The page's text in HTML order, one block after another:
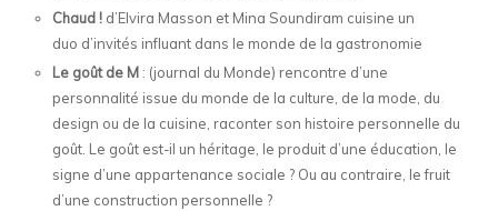
Chaud ! d’Elvira Masson et Mina Soundiram cuisine un
duo d’invités influant dans le monde de la gastronomie
Le goût de M : (journal du Monde) rencontre d’une
personnalité issue du monde de la culture, de la mode, du
design ou de la cuisine, raconter son histoire personnelle du
goût. Le goût est-il un héritage, le produit d’une éducation, le
signe d’une appartenance sociale ? Ou au contraire, le fruit
d’une construction personnelle ?